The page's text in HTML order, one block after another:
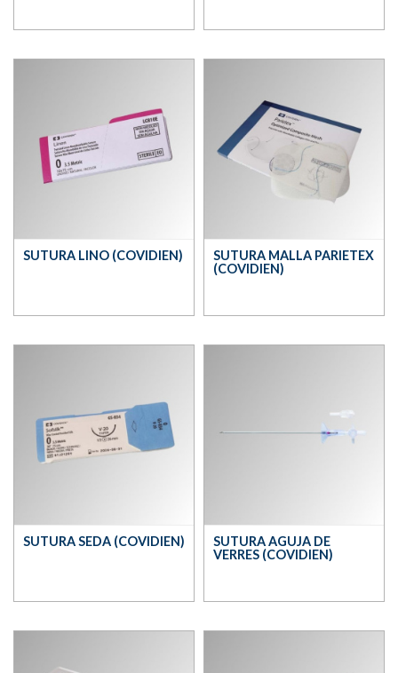
SUTURA LINO (COVIDIEN)
SUTURA MALLA PARIETEX
(COVIDIEN)
SUTURA SEDA (COVIDIEN)
SUTURA AGUJA DE
VERRES (COVIDIEN)